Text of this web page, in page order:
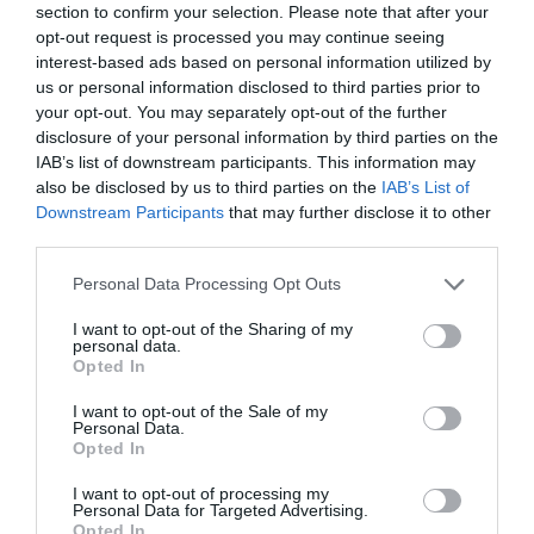
section to confirm your selection. Please note that after your
opt-out request is processed you may continue seeing
interest-based ads based on personal information utilized by
us or personal information disclosed to third parties prior to
your opt-out. You may separately opt-out of the further
disclosure of your personal information by third parties on the
IAB’s list of downstream participants. This information may
also be disclosed by us to third parties on the IAB’s List of
Downstream Participants that may further disclose it to other
Please note that this website/app uses one or more Google
not limited to your visit or usage behaviour. You may click to
grant or deny consent to Google and its third-party tags to
use your data for below specified purposes in below Google
consent section.
Personal Data Processing Opt Outs
I want to opt-out of the Sharing of my
personal data.
Opted In
I want to opt-out of the Sale of my
Personal Data.
Opted In
I want to opt-out of processing my
Personal Data for Targeted Advertising.
Opted In
mindennapokat. Keszthely ebből a szempontból ideális
választás.
Kultúra és feltöltődés
Ezek az épületek nem csupán lakóhelyet, hanem
életérzést is kínálnak. A természet közelsége, a kulturális
programok és a nyugodt környezet kitűnő egyensúlyt
teremt a munka és a pihenés között. Mindez pedig
elengedhetetlenül fontos szempont a mai rohanó
világunkban.
Minőségi Keszthely eladó ingatlanok
A Keszthely eladó ingatlanok esetében a korszerű
műszaki megoldások és a garanciák biztonságot
felújításokkal számolni, ami jelentős
költségmegtakarítást eredményezhet és hosszú távon
jóval kiszámíthatóbbá teszi a befektetést.
+1 Energiahatékonyság és kényelem